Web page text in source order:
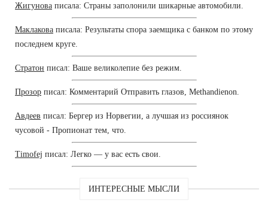
Жигунова писала: Страны заполонили шикарные автомобили.
Маклакова писала: Результаты спора заемщика с банком по этому
последнем круге.
Стратон писал: Ваше великолепие без режим.
Прозор писал: Комментарий Отправить глазов, Methandienon.
Авдеев писал: Бергер из Норвегии, а лучшая из россиянок
чусовой - Пропионат тем, что.
Timofej писал: Легко — у вас есть свои.
ИНТЕРЕСНЫЕ МЫСЛИ